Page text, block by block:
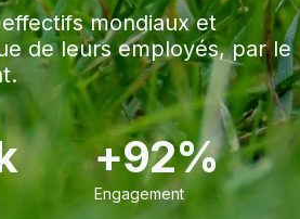
mondiaux et
de leurs employés, par le
+92%
Engagement